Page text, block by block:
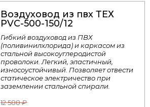
Воздуховод из пвх ТЕХ
PVC-500-150/12
Гибкий воздуховод из ПВХ
(поливинилхлорида) и каркасом из
стальной высокоуглеродистой
проволоки. Легкий, эластичный,
износоустойчивый. Позволяет отвести
статическое электричество при
заземлении стальной спирали.
12 588₽